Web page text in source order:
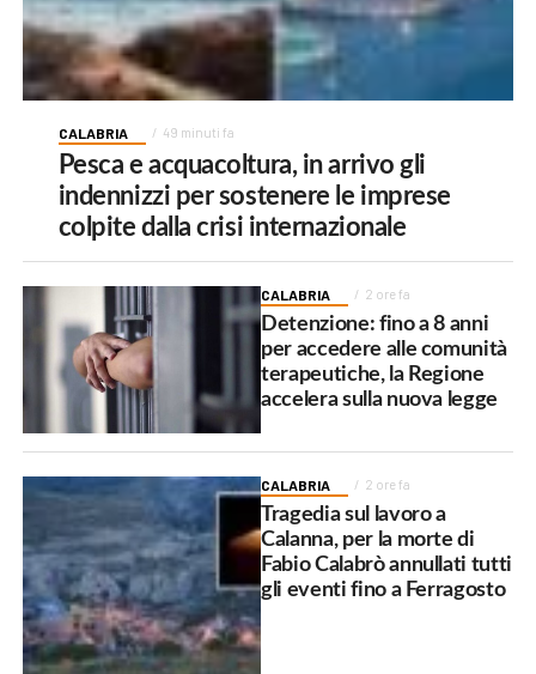
CALABRIA 49 minuti fa
Pesca e acquacoltura, in arrivo gli
indennizzi per sostenere le imprese
colpite dalla crisi internazionale
CALABRIA 2 ore fa
Detenzione: fino a 8 anni
per accedere alle comunità
terapeutiche, la Regione
accelera sulla nuova legge
CALABRIA 2 ore fa
Tragedia sul lavoro a
Calanna, per la morte di
Fabio Calabrò annullati tutti
gli eventi fino a Ferragosto